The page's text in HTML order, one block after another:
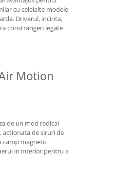
cu celelalte modele
Driverul, incinta,
constrangeri legate
Motion
de un mod radical
actionata de siruri de
camp magnetic
in interior pentru a